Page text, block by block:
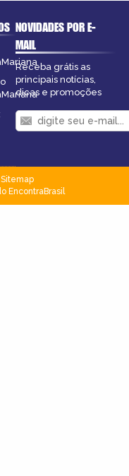
NOVIDADES POR E-
MAIL
Receba grátis as
principais notícias,
dicas e promoções
Sitemap
EncontraBrasil